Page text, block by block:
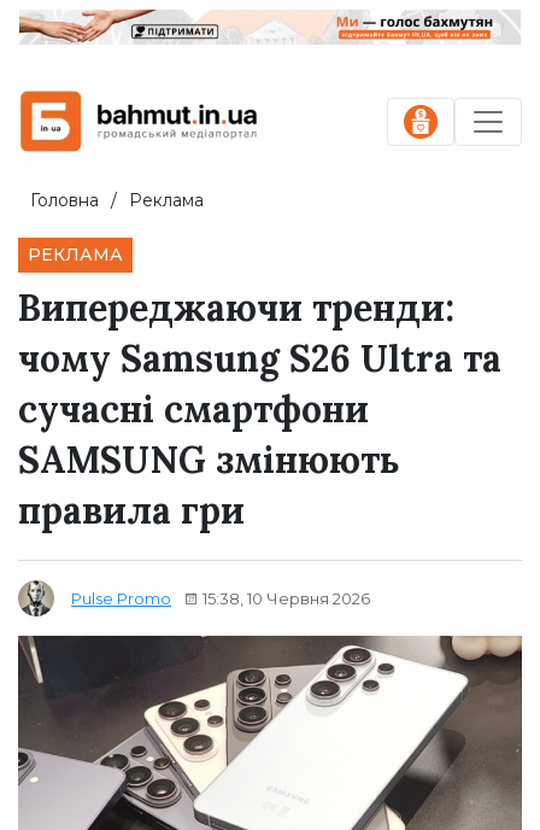
Головна Реклама
РЕКЛАМА
Випереджаючи тренди:
чому Samsung S26 Ultra та
сучасні смартфони
SAMSUNG змінюють
правила гри
Pulse Promo 15:38, 10 Червня 2026